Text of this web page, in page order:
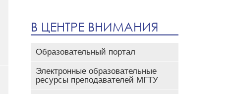
В ЦЕНТРЕ ВНИМАНИЯ
Образовательный портал
Электронные образовательные
ресурсы преподавателей МГТУ